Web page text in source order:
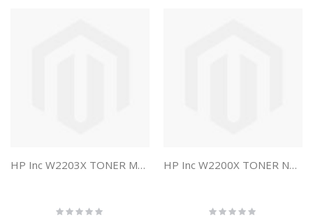
HP Inc W2203X TONER MAGENTA HP 220X
Rating:
HP Inc W2200X TONER NEGRO HP 220X
Rating: